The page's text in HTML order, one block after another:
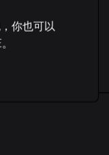
你也可以